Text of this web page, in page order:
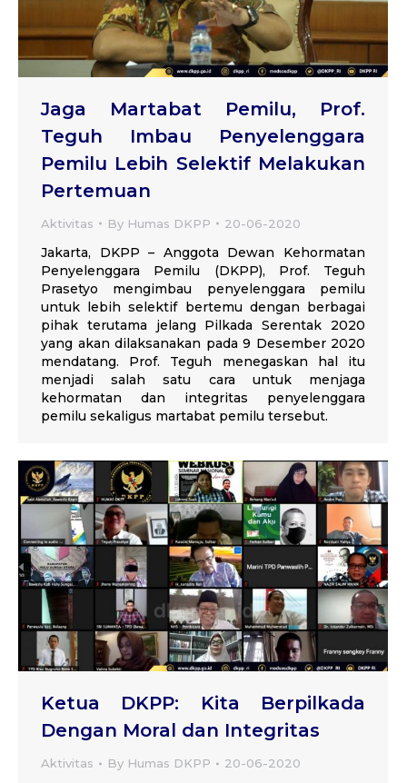
Jaga Martabat Pemilu, Prof.
Teguh Imbau Penyelenggara
Pemilu Lebih Selektif Melakukan
Pertemuan
Aktivitas By Humas DKPP 20-06-2020
Jakarta, DKPP – Anggota Dewan Kehormatan
Penyelenggara Pemilu (DKPP), Prof. Teguh
Prasetyo mengimbau penyelenggara pemilu
untuk lebih selektif bertemu dengan berbagai
pihak terutama jelang Pilkada Serentak 2020
yang akan dilaksanakan pada 9 Desember 2020
mendatang. Prof. Teguh menegaskan hal itu
menjadi salah satu cara untuk menjaga
kehormatan dan integritas penyelenggara
pemilu sekaligus martabat pemilu tersebut.
Ketua DKPP: Kita Berpilkada
Dengan Moral dan Integritas
Aktivitas By Humas DKPP 20-06-2020